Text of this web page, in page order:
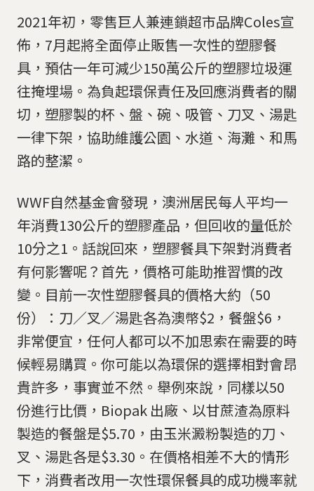
2021年初，零售巨人兼連鎖超市品牌Coles宣
佈，7月起將全面停止販售一次性的塑膠餐
具，預估一年可減少150萬公斤的塑膠垃圾運
往掩埋場。為負起環保責任及回應消費者的關
切，塑膠製的杯、盤、碗、吸管、刀叉、湯匙
一律下架，協助維護公園、水道、海灘、和馬
路的整潔。
WWF自然基金會發現，澳洲居民每人平均一
年消費130公斤的塑膠產品，但回收的量低於
10分之1。話說回來，塑膠餐具下架對消費者
有何影響呢？首先，價格可能助推習慣的改
變。目前一次性塑膠餐具的價格大約（50
份）：刀／叉／湯匙各為澳幣$2，餐盤$6，
非常便宜，任何人都可以不加思索在需要的時
候輕易購買。你可能以為環保的選擇相對會昂
貴許多，事實並不然。舉例來說，同樣以50
份進行比價，Biopak 出廠、以甘蔗渣為原料
製造的餐盤是$5.70，由玉米澱粉製造的刀、
叉、湯匙各是$3.30。在價格相差不大的情形
下，消費者改用一次性環保餐具的成功機率就